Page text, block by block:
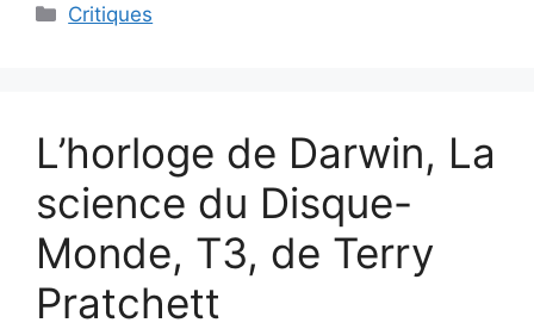
Critiques
L’horloge de Darwin, La
science du Disque-
Monde, T3, de Terry
Pratchett